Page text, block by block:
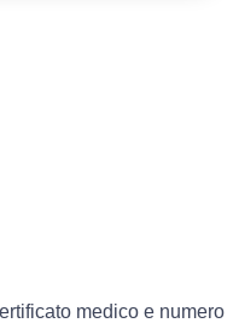
medico e numero